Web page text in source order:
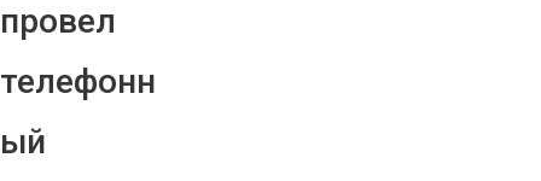
провел
телефонн
ый